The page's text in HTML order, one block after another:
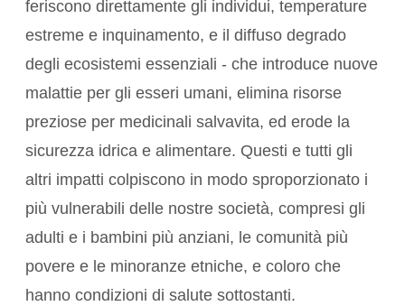
feriscono direttamente gli individui, temperature
estreme e inquinamento, e il diffuso degrado
degli ecosistemi essenziali - che introduce nuove
malattie per gli esseri umani, elimina risorse
preziose per medicinali salvavita, ed erode la
sicurezza idrica e alimentare. Questi e tutti gli
altri impatti colpiscono in modo sproporzionato i
più vulnerabili delle nostre società, compresi gli
adulti e i bambini più anziani, le comunità più
povere e le minoranze etniche, e coloro che
hanno condizioni di salute sottostanti.